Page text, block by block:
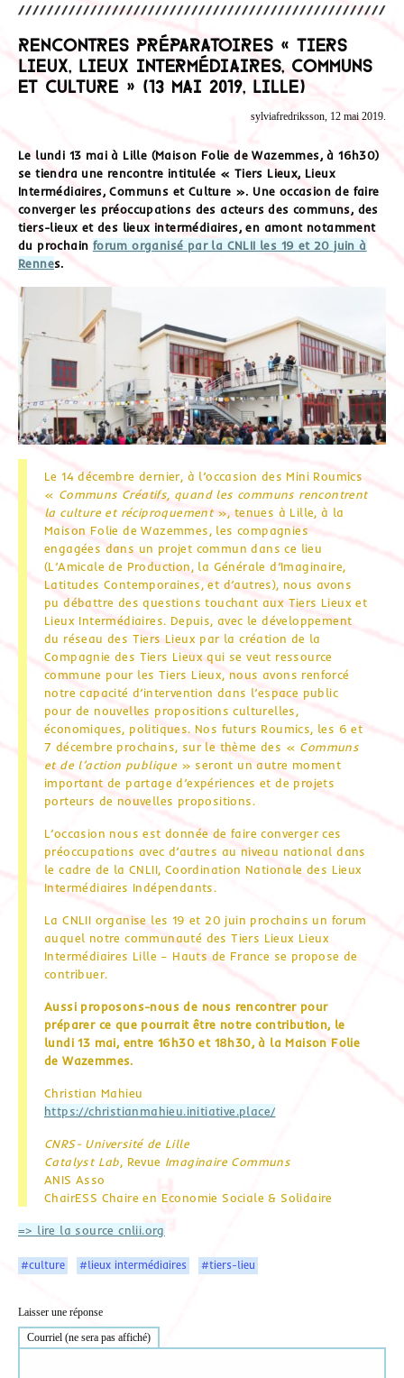
Rencontres préparatoires « Tiers
Lieux, Lieux Intermédiaires, Communs
et Culture » (13 mai 2019, Lille)
sylviafredriksson, 12 mai 2019.
Le lundi 13 mai à Lille (Maison Folie de Wazemmes, à 16h30)
se tiendra une rencontre intitulée « Tiers Lieux, Lieux
Intermédiaires, Communs et Culture ». Une occasion de faire
converger les préoccupations des acteurs des communs, des
tiers-lieux et des lieux intermédiaires, en amont notamment
du prochain forum organisé par la CNLII les 19 et 20 juin à
Rennes.
Le 14 décembre dernier, à l’occasion des Mini Roumics
« Communs Créatifs, quand les communs rencontrent
la culture et réciproquement », tenues à Lille, à la
Maison Folie de Wazemmes, les compagnies
engagées dans un projet commun dans ce lieu
(L’Amicale de Production, la Générale d’Imaginaire,
Latitudes Contemporaines, et d’autres), nous avons
pu débattre des questions touchant aux Tiers Lieux et
Lieux Intermédiaires. Depuis, avec le développement
du réseau des Tiers Lieux par la création de la
Compagnie des Tiers Lieux qui se veut ressource
commune pour les Tiers Lieux, nous avons renforcé
notre capacité d’intervention dans l’espace public
pour de nouvelles propositions culturelles,
économiques, politiques. Nos futurs Roumics, les 6 et
7 décembre prochains, sur le thème des « Communs
et de l’action publique» seront un autre moment
important de partage d’expériences et de projets
porteurs de nouvelles propositions.
L’occasion nous est donnée de faire converger ces
préoccupations avec d’autres au niveau national dans
le cadre de la CNLII, Coordination Nationale des Lieux
Intermédiaires Indépendants.
La CNLII organise les 19 et 20 juin prochains un forum
auquel notre communauté des Tiers Lieux Lieux
Intermédiaires Lille – Hauts de France se propose de
contribuer.
Aussi proposons-nous de nous rencontrer pour
préparer ce que pourrait être notre contribution, le
lundi 13 mai, entre 16h30 et 18h30, à la Maison Folie
de Wazemmes.
Christian Mahieu
https://christianmahieu.initiative.place/
CNRS- Université de Lille
Catalyst Lab, Revue Imaginaire Communs
ANIS Asso
ChairESS Chaire en Economie Sociale & Solidaire
=> lire la source cnlii.org
#culture #lieux intermédiaires #tiers-lieu
Laisser une réponse
Courriel (ne sera pas affiché)